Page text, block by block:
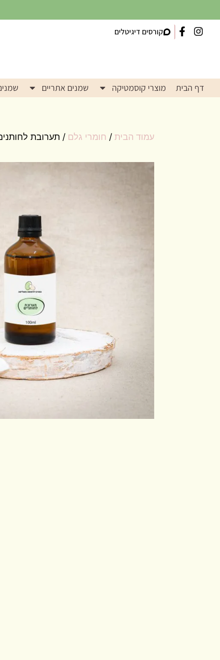
קורסים דיגיטלים
דף הבית מוצרי קוסמטיקה שמנים אתריים
עמוד הבית / חומרי גלם / תערובת